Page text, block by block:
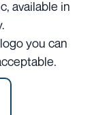
available in
you can